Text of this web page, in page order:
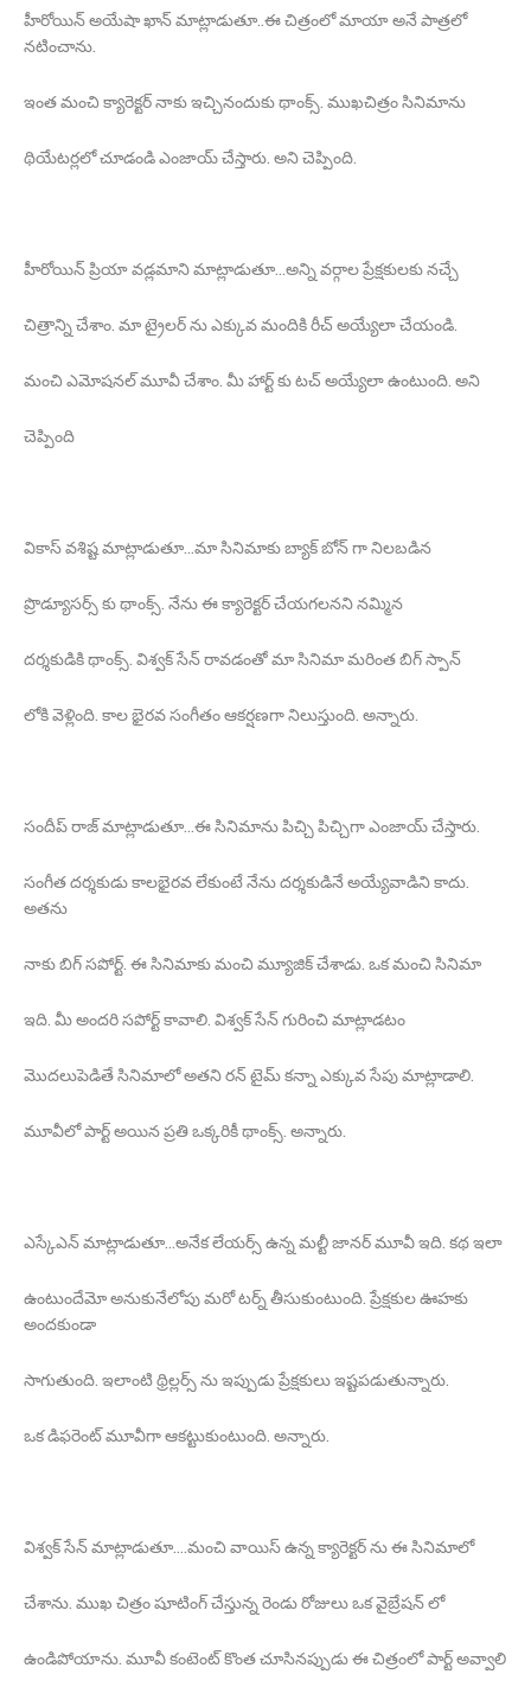
హీరోయిన్ అయేషా ఖాన్ మాట్లాడుతూ..ఈ చిత్రంలో మాయా అనే పాత్రలో
నటించాను.
ఇంత మంచి క్యారెక్టర్ నాకు ఇచ్చినందుకు థాంక్స్. ముఖచిత్రం సినిమాను
థియేటర్లలో చూడండి ఎంజాయ్ చేస్తారు. అని చెప్పింది.
హీరోయిన్ ప్రియా వడ్లమాని మాట్లాడుతూ...అన్ని వర్గాల ప్రేక్షకులకు నచ్చే
చిత్రాన్ని చేశాం. మా ట్రైలర్ ను ఎక్కువ మందికి రీచ్ అయ్యేలా చేయండి.
మంచి ఎమోషనల్ మూవీ చేశాం. మీ హార్ట్ కు టచ్ అయ్యేలా ఉంటుంది. అని
చెప్పింది
వికాస్ వశిష్ట మాట్లాడుతూ...మా సినిమాకు బ్యాక్ బోన్ గా నిలబడిన
ప్రొడ్యూసర్స్ కు థాంక్స్. నేను ఈ క్యారెక్టర్ చేయగలనని నమ్మిన
దర్శకుడికి థాంక్స్. విశ్వక్ సేన్ రావడంతో మా సినిమా మరింత బిగ్ స్పాన్
లోకి వెళ్లింది. కాల భైరవ సంగీతం ఆకర్షణగా నిలుస్తుంది. అన్నారు.
సందీప్ రాజ్ మాట్లాడుతూ...ఈ సినిమాను పిచ్చి పిచ్చిగా ఎంజాయ్ చేస్తారు.
సంగీత దర్శకుడు కాలభైరవ లేకుంటే నేను దర్శకుడినే అయ్యేవాడిని కాదు.
అతను
నాకు బిగ్ సపోర్ట్. ఈ సినిమాకు మంచి మ్యూజిక్ చేశాడు. ఒక మంచి సినిమా
ఇది. మీ అందరి సపోర్ట్ కావాలి. విశ్వక్ సేన్ గురించి మాట్లాడటం
మొదలుపెడితే సినిమాలో అతని రన్ టైమ్ కన్నా ఎక్కువ సేపు మాట్లాడాలి.
మూవీలో పార్ట్ అయిన ప్రతి ఒక్కరికీ థాంక్స్. అన్నారు.
ఎస్కేఎన్ మాట్లాడుతూ...అనేక లేయర్స్ ఉన్న మల్టీ జానర్ మూవీ ఇది. కథ ఇలా
ఉంటుందేమో అనుకునేలోపు మరో టర్న్ తీసుకుంటుంది. ప్రేక్షకుల ఊహకు
అందకుండా
సాగుతుంది. ఇలాంటి థ్రిల్లర్స్ ను ఇప్పుడు ప్రేక్షకులు ఇష్టపడుతున్నారు.
ఒక డిఫరెంట్ మూవీగా ఆకట్టుకుంటుంది. అన్నారు.
విశ్వక్ సేన్ మాట్లాడుతూ....మంచి వాయిస్ ఉన్న క్యారెక్టర్ ను ఈ సినిమాలో
చేశాను. ముఖ చిత్రం షూటింగ్ చేస్తున్న రెండు రోజులు ఒక వైబ్రేషన్ లో
ఉండిపోయాను. మూవీ కంటెంట్ కొంత చూసినప్పుడు ఈ చిత్రంలో పార్ట్ అవ్వాలి